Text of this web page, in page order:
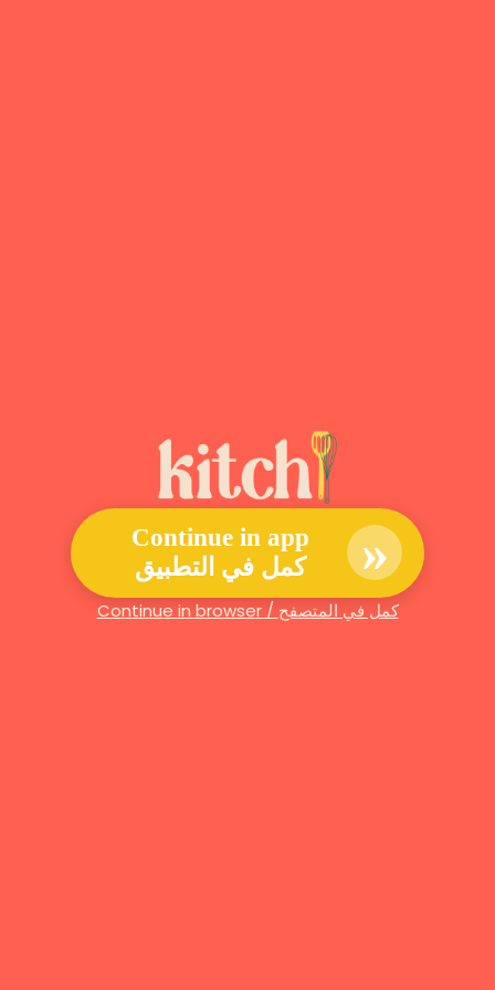
Continue in app
كمل في التطبيق
»
Continue in browser / كمل في المتصفح